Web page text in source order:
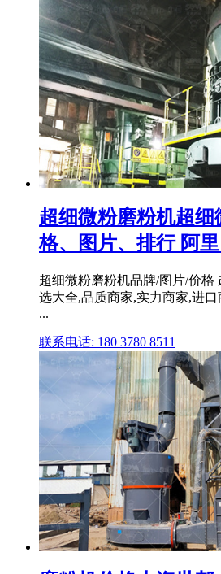
超细微粉磨粉机超
格、图片、排行 阿
超细微粉磨粉机品牌/图片/价格
选大全,品质商家,实力商家,进
...
联系电话: 180 3780 8511